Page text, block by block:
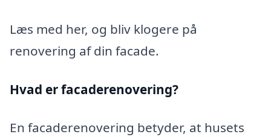
Læs med her, og bliv klogere på
renovering af din facade.
Hvad er facaderenovering?
En facaderenovering betyder, at husets